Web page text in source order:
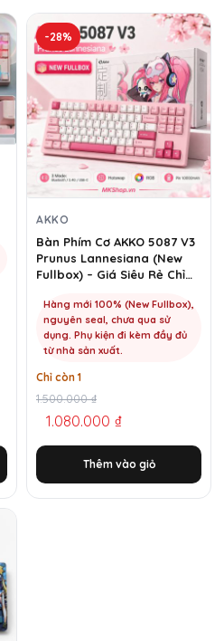
-28%
AKKO
Bàn Phím Cơ AKKO 5087 V3
Prunus Lannesiana (New
Fullbox) – Giá Siêu Rẻ Chỉ
Hàng mới 100% (New Fullbox),
nguyên seal, chưa qua sử
dụng. Phụ kiện đi kèm đầy đủ
từ nhà sản xuất.
Chỉ còn 1
1.500.000₫
Giá
gốc
là:
1.500.000 ₫.
1.080.000 ₫
Giá
hiện
tại
là:
1.080.000 ₫.
Thêm vào giỏ